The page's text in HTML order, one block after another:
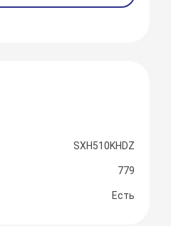
SXH510KHDZ
779
Есть